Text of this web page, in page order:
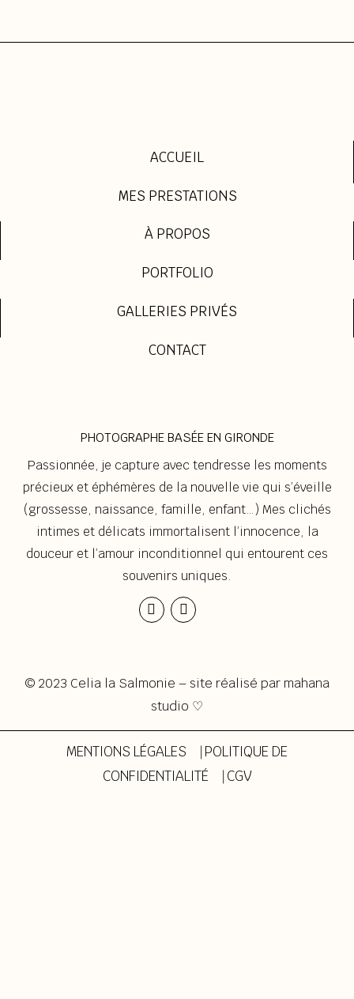
ACCUEIL
MES PRESTATIONS
À PROPOS
PORTFOLIO
GALLERIES PRIVÉS
CONTACT
PHOTOGRAPHE BASÉE EN GIRONDE
Passionnée, je capture avec tendresse les moments
précieux et éphémères de la nouvelle vie qui s’éveille
(grossesse, naissance, famille, enfant…) Mes clichés
intimes et délicats immortalisent l’innocence, la
douceur et l’amour inconditionnel qui entourent ces
souvenirs uniques.
© 2023 Celia la Salmonie – site réalisé par mahana
studio ♡
MENTIONS LÉGALES ⎹ POLITIQUE DE
CONFIDENTIALITÉ ⎹ CGV